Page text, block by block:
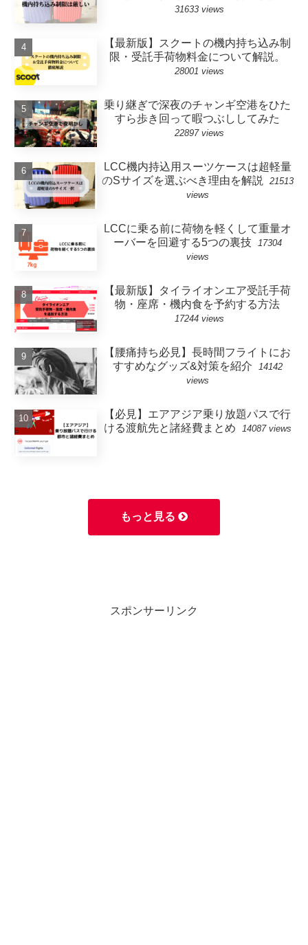
31633 views
【最新版】スクートの機内持ち込み制
限・受託手荷物料金について解説。
28001 views
乗り継ぎで深夜のチャンギ空港をひた
すら歩き回って暇つぶししてみた
22897 views
LCC機内持込用スーツケースは超軽量
のSサイズを選ぶべき理由を解説
21513
views
LCCに乗る前に荷物を軽くして重量オ
ーバーを回避する5つの裏技
17304
views
【最新版】タイライオンエア受託手荷
物・座席・機内食を予約する方法
17244 views
【腰痛持ち必見】長時間フライトにお
すすめなグッズ&対策を紹介
14142
views
【必見】エアアジア乗り放題パスで行
ける渡航先と諸経費まとめ
14087 views
もっと見る
スポンサーリンク